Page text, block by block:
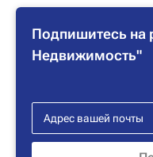
Подпишитесь на
Недвижимость"